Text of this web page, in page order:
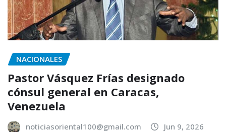
NACIONALES
Pastor Vásquez Frías designado
cónsul general en Caracas,
Venezuela
noticiasoriental100@gmail.com Jun 9, 2026